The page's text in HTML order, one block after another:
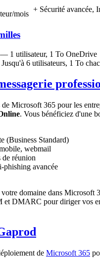
mois
+ Sécurité avancée,
— 1 utilisateur, 1 To OneDrive
6 utilisateurs, 1 To
Microsoft 365 pour les
. Vous bénéficiez d'une
(Business Standard)
webmail
de réunion
phishing avancée
domaine dans Microsoft
DMARC pour diriger vos
de Microsoft 365